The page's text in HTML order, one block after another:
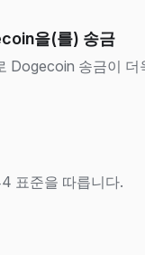
을(를) 송금
Dogecoin 송금이 더
표준을 따릅니다.